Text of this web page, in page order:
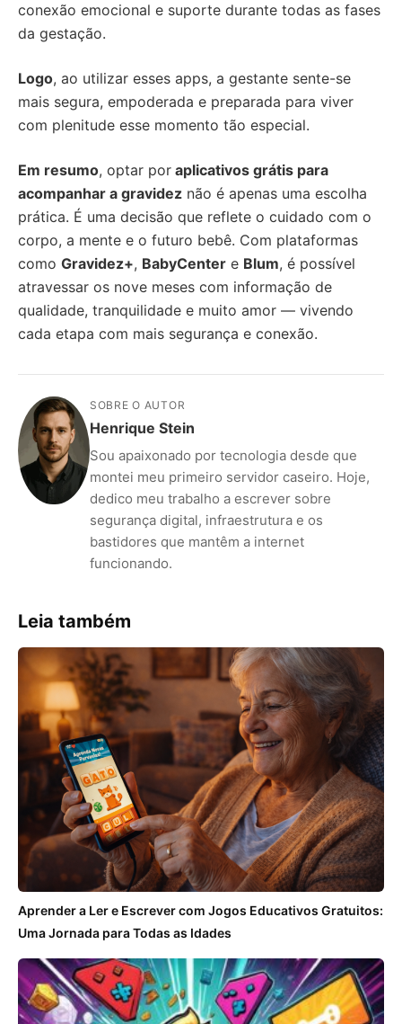
conexão emocional e suporte durante todas as fases
da gestação.
Logo, ao utilizar esses apps, a gestante sente-se
mais segura, empoderada e preparada para viver
com plenitude esse momento tão especial.
Em resumo, optar por aplicativos grátis para
acompanhar a gravidez não é apenas uma escolha
prática. É uma decisão que reflete o cuidado com o
corpo, a mente e o futuro bebê. Com plataformas
como Gravidez+, BabyCenter e Blum, é possível
atravessar os nove meses com informação de
qualidade, tranquilidade e muito amor — vivendo
cada etapa com mais segurança e conexão.
SOBRE O AUTOR
Henrique Stein
Sou apaixonado por tecnologia desde que
montei meu primeiro servidor caseiro. Hoje,
dedico meu trabalho a escrever sobre
segurança digital, infraestrutura e os
bastidores que mantêm a internet
funcionando.
Leia também
Aprender a Ler e Escrever com Jogos Educativos Gratuitos:
Uma Jornada para Todas as Idades